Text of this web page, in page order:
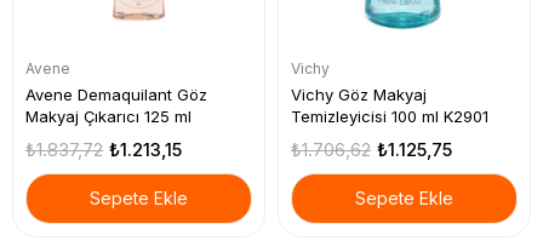
Avene
Avene Demaquilant Göz
Makyaj Çıkarıcı 125 ml
₺1.213,15
₺1.837,72
Sepete Ekle
Vichy
Vichy Göz Makyaj
Temizleyicisi 100 ml K2901
₺1.125,75
₺1.706,62
Sepete Ekle